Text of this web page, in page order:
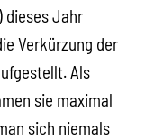
dieses Jahr
Verkürzung der
Als
sie maximal
sich niemals